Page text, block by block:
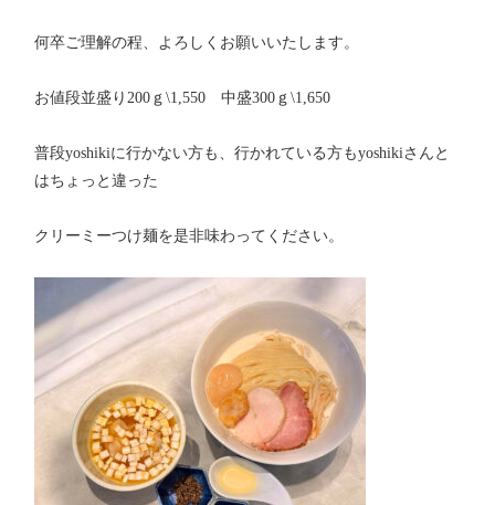
何卒ご理解の程、よろしくお願いいたします。
お値段並盛り200ｇ\1,550 中盛300ｇ\1,650
普段yoshikiに行かない方も、行かれている方もyoshikiさんと
はちょっと違った
クリーミーつけ麺を是非味わってください。